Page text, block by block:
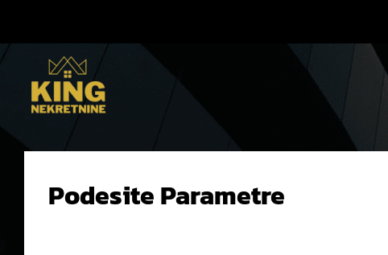
Podesite Parametre